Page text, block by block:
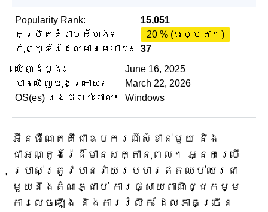
Popularity Rank:
15,051
កម្រិតគំរាមកំហែង៖
20 % (ធម្មតា។)
កុំព្យូទ័រដែលមានមេរោគ៖
37
ឃើញដំបូង៖
June 16, 2025
បានឃើញចុងក្រោយ៖
March 22, 2026
OS(es) រងផលប៉ះពាល់៖
Windows
អ៊ីនធឺណែតគឺជាឧបករណ៍សំខាន់មួយ និង
ជាអណ្តូងរ៉ែដ៏មានសក្តានុពល។ អ្នកប្រើ
ប្រាស់ត្រូវបានវាយប្រហារឥតឈប់ឈរជា
មួយនឹងតំណភ្ជាប់ ការផ្សាយពាណិជ្ជកម្ម
ការលេចឡើង និងការរំលឹក ដែលភាគច្រើន